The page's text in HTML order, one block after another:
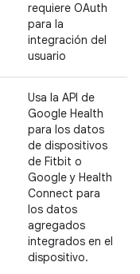
requiere OAuth
para la
integración del
usuario
Usa la API de
Google Health
para los datos
de dispositivos
de Fitbit o
Google y Health
Connect para
los datos
agregados
integrados en el
dispositivo.